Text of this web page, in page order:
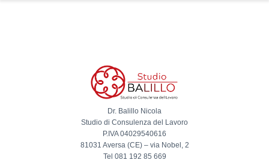
Dr. Balillo Nicola
Studio di Consulenza del Lavoro
P.IVA 04029540616
81031 Aversa (CE) – via Nobel, 2
Tel 081 192 85 669